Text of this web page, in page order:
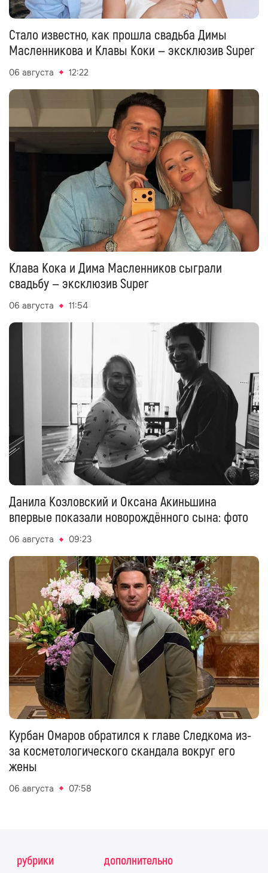
Стало известно, как прошла свадьба Димы
Масленникова и Клавы Коки — эксклюзив Super
06 августа 12:22
Клава Кока и Дима Масленников сыграли
свадьбу — эксклюзив Super
06 августа 11:54
Данила Козловский и Оксана Акиньшина
впервые показали новорождённого сына: фото
06 августа 09:23
Курбан Омаров обратился к главе Следкома из-
за косметологического скандала вокруг его
жены
06 августа 07:58
рубрики
дополнительно